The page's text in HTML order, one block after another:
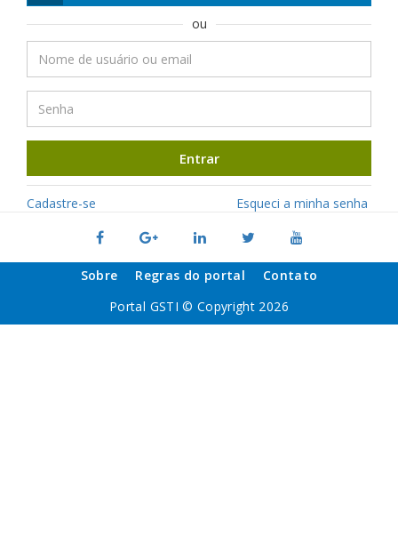
ou
Entrar
Cadastre-se Esqueci a minha senha
Sobre Regras do portal
Contato
Portal GSTI © Copyright 2026